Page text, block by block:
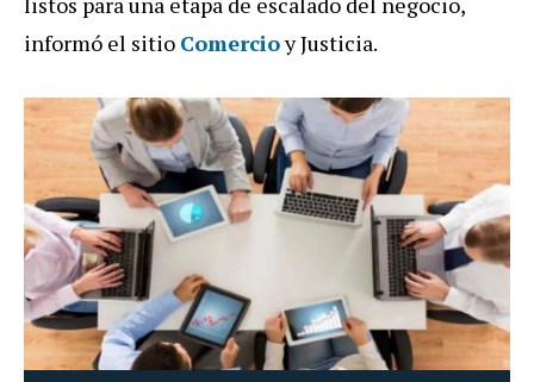
informó el sitio Comercioy Justicia.